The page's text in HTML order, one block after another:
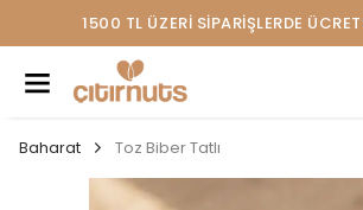
1500 TL ÜZERİ SİPARİŞLERDE
Baharat Toz Biber Tatlı